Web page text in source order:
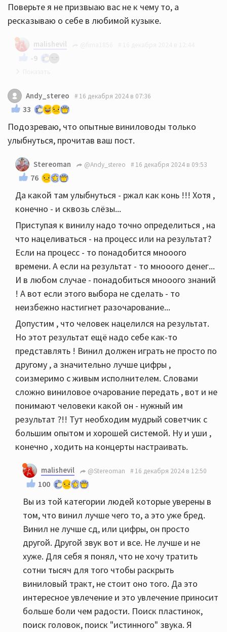
Поверьте я не призвыаю вас не к чему то, а
ресказываю о себе в любимой кузыке.
malishevil
-9
Благодарю!
Andy_stereo 16 декабря 2024 в 07:36
33
Подозреваю, что опытные виниловоды только
улыбнуться, прочитав ваш пост.
Stereoman @Andy_stereo 16 декабря 2024 в 09:53
76
Да какой там улыбнуться - ржал как конь !!! Хотя ,
конечно - и сквозь слёзы...
Приступая к винилу надо точно определиться , на
что нацеливаться - на процесс или на результат?
Если на процесс - то понадобится мнооого
времени. А если на результат - то мнооого денег...
И в любом случае - понадобиться мнооого знаний
! А вот если этого выбора не сделать - то
неизбежно настигнет разочарование...
Допустим , что человек нацелился на результат.
Но этот результат ещё надо себе как-то
представлять ! Винил должен играть не просто по
другому , а значительно лучше цифры ,
соизмеримо с живым исполнителем. Словами
сложно виниловое очарование передать , вот и не
понимают человеки какой он - нужный им
результат ?!! Тут необходим мудрый советчик с
большим опытом и хорошей системой. Ну и уши ,
конечно , ходить на концерты настраивать.
malishevil @Stereoman 16 декабря 2024 в 12:50
100
Вы из той категории людей которые уверены в
том, что винил лучше чего то, а это уже бред.
Винил не лучше сд, или цифры, он просто
другой. Другой звук вот и все. Не лучше и не
хуже. Для себя я понял, что не хочу тратить
сотни тысяч для того чтобы раскрыть
виниловый тракт, не стоит оно того. Да это
интересное увлечение и это увлечение приносит
больше боли чем радости. Поиск пластинок,
поиск головок, поиск "истинного" звука. Я